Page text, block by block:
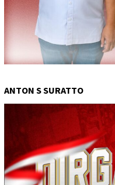
ANTON S SURATTO